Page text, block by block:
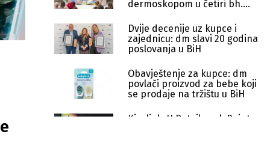
dermoskopom u četiri bh.
Dvije decenije uz kupce i
zajednicu: dm slavi 20 godina
poslovanja u BiH
Obavještenje za kupce: dm
povlači proizvod za bebe koji
se prodaje na tržištu u BiH
Kiseljak: U Retail park Pointu